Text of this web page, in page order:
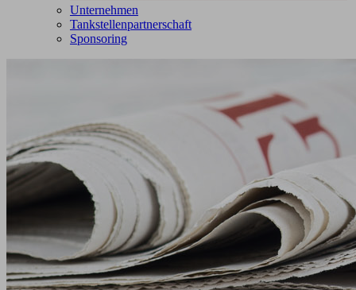
Unternehmen
Tankstellenpartnerschaft
Sponsoring